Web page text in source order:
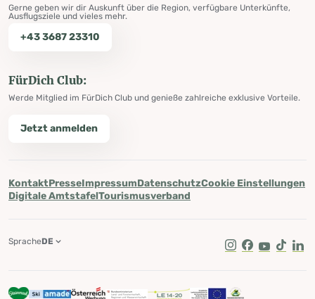
Gerne geben wir dir Auskunft über die Region, verfügbare Unterkünfte,
Ausflugsziele und vieles mehr.
+43 3687 23310
FürDich Club:
Werde Mitglied im FürDich Club und genieße zahlreiche exklusive Vorteile.
Jetzt anmelden
KontaktPresseImpressumDatenschutzCookie Einstellungen
Digitale AmtstafelTourismusverband
Instagram
Facebook
Youtube
Tik Tok
SpracheDE